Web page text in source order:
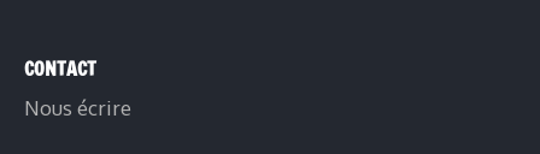
CONTACT
Nous écrire